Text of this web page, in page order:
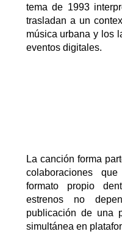
tema de 1993
trasladan a un
música urbana y los
eventos digitales.
La canción forma
colaboraciones
formato propio
estrenos no
publicación de una
simultánea en